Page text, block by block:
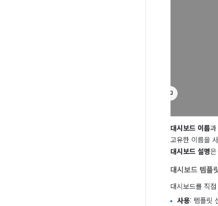
대시보드 이름과
대시보드 설명
대시보드 템플
대시보드를 직
사용: 템플릿